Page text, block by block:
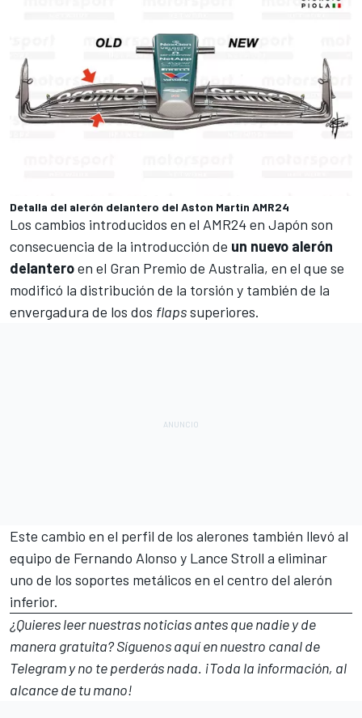
Detalla del alerón delantero del Aston Martin AMR24
Los cambios introducidos en el AMR24 en Japón son
consecuencia de la introducción de un nuevo alerón
delanteroen el Gran Premio de Australia, en el que se
modificó la distribución de la torsión y también de la
envergadura de los dos flapssuperiores.
Este cambio en el perfil de los alerones también llevó al
equipo de Fernando Alonso y Lance Stroll a eliminar
uno de los soportes metálicos en el centro del alerón
inferior.
¿Quieres leer nuestras noticias antes que nadie y de
manera gratuita? Síguenosaquí en nuestro canal de
Telegramy no te perderás nada. ¡Toda la información, al
alcance de tu mano!